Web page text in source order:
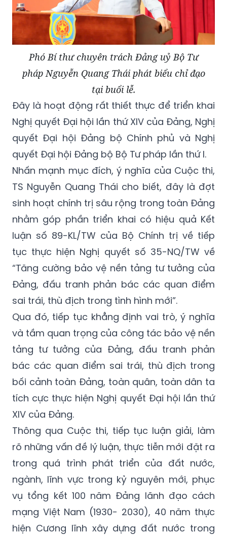
Phó Bí thư chuyên trách Đảng uỷ Bộ Tư
pháp Nguyễn Quang Thái phát biểu chỉ đạo
tại buổi lễ.
Đây là hoạt động rất thiết thực để triển khai
Nghị quyết Đại hội lần thứ XIV của Đảng, Nghị
quyết Đại hội Đảng bộ Chính phủ và Nghị
quyết Đại hội Đảng bộ Bộ Tư pháp lần thứ I.
Nhấn mạnh mục đích, ý nghĩa của Cuộc thi,
TS Nguyễn Quang Thái cho biết, đây là đợt
sinh hoạt chính trị sâu rộng trong toàn Đảng
nhằm góp phần triển khai có hiệu quả Kết
luận số 89-KL/TW của Bộ Chính trị về tiếp
tục thực hiện Nghị quyết số 35-NQ/TW về
“Tăng cường bảo vệ nền tảng tư tưởng của
Đảng, đấu tranh phản bác các quan điểm
sai trái, thù địch trong tình hình mới”.
Qua đó, tiếp tục khẳng định vai trò, ý nghĩa
và tầm quan trọng của công tác bảo vệ nền
tảng tư tưởng của Đảng, đấu tranh phản
bác các quan điểm sai trái, thù địch trong
bối cảnh toàn Đảng, toàn quân, toàn dân ta
tích cực thực hiện Nghị quyết Đại hội lần thứ
XIV của Đảng.
Thông qua Cuộc thi, tiếp tục luận giải, làm
rõ những vấn đề lý luận, thực tiễn mới đặt ra
trong quá trình phát triển của đất nước,
ngành, lĩnh vực trong kỷ nguyên mới, phục
vụ tổng kết 100 năm Đảng lãnh đạo cách
mạng Việt Nam (1930- 2030), 40 năm thực
hiện Cương lĩnh xây dựng đất nước trong